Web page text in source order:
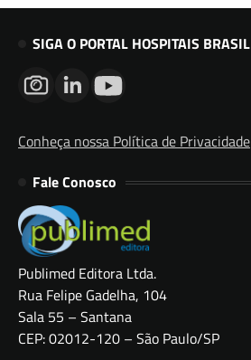
SIGA O PORTAL HOSPITAIS BRASIL
Conheça nossa Política de Privacidade
Fale Conosco
Publimed Editora Ltda.
Rua Felipe Gadelha, 104
Sala 55 – Santana
CEP: 02012-120 – São Paulo/SP